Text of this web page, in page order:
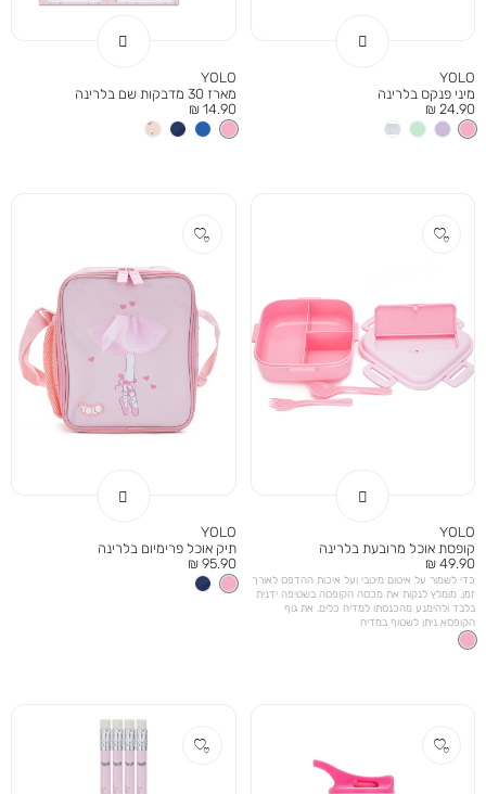
YOLO
מיני פנקס בלרינה
מחיר
מוצר
24.90 ₪
YOLO
מארז 30 מדבקות שם בלרינה
מחיר
מוצר
14.90 ₪
YOLO
קופסת אוכל מרובעת בלרינה
מחיר
מוצר
49.90 ₪
כדי לשמור על איטום מיטבי ועל איכות ההדפס לאורך
זמן, מומלץ לנקות את מכסה הקופסה בשטיפה ידנית
בלבד ולהימנע מהכנסתו למדיח כלים. את גוף
הקופסא ניתן לשטוף במדיח
YOLO
תיק אוכל פרימיום בלרינה
מחיר
מוצר
95.90 ₪